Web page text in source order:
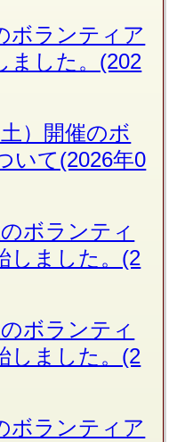
ボランティア
ました。(202
）開催のボ
いて(2026年0
ボランティ
しました。(2
ボランティ
しました。(2
ボランティア